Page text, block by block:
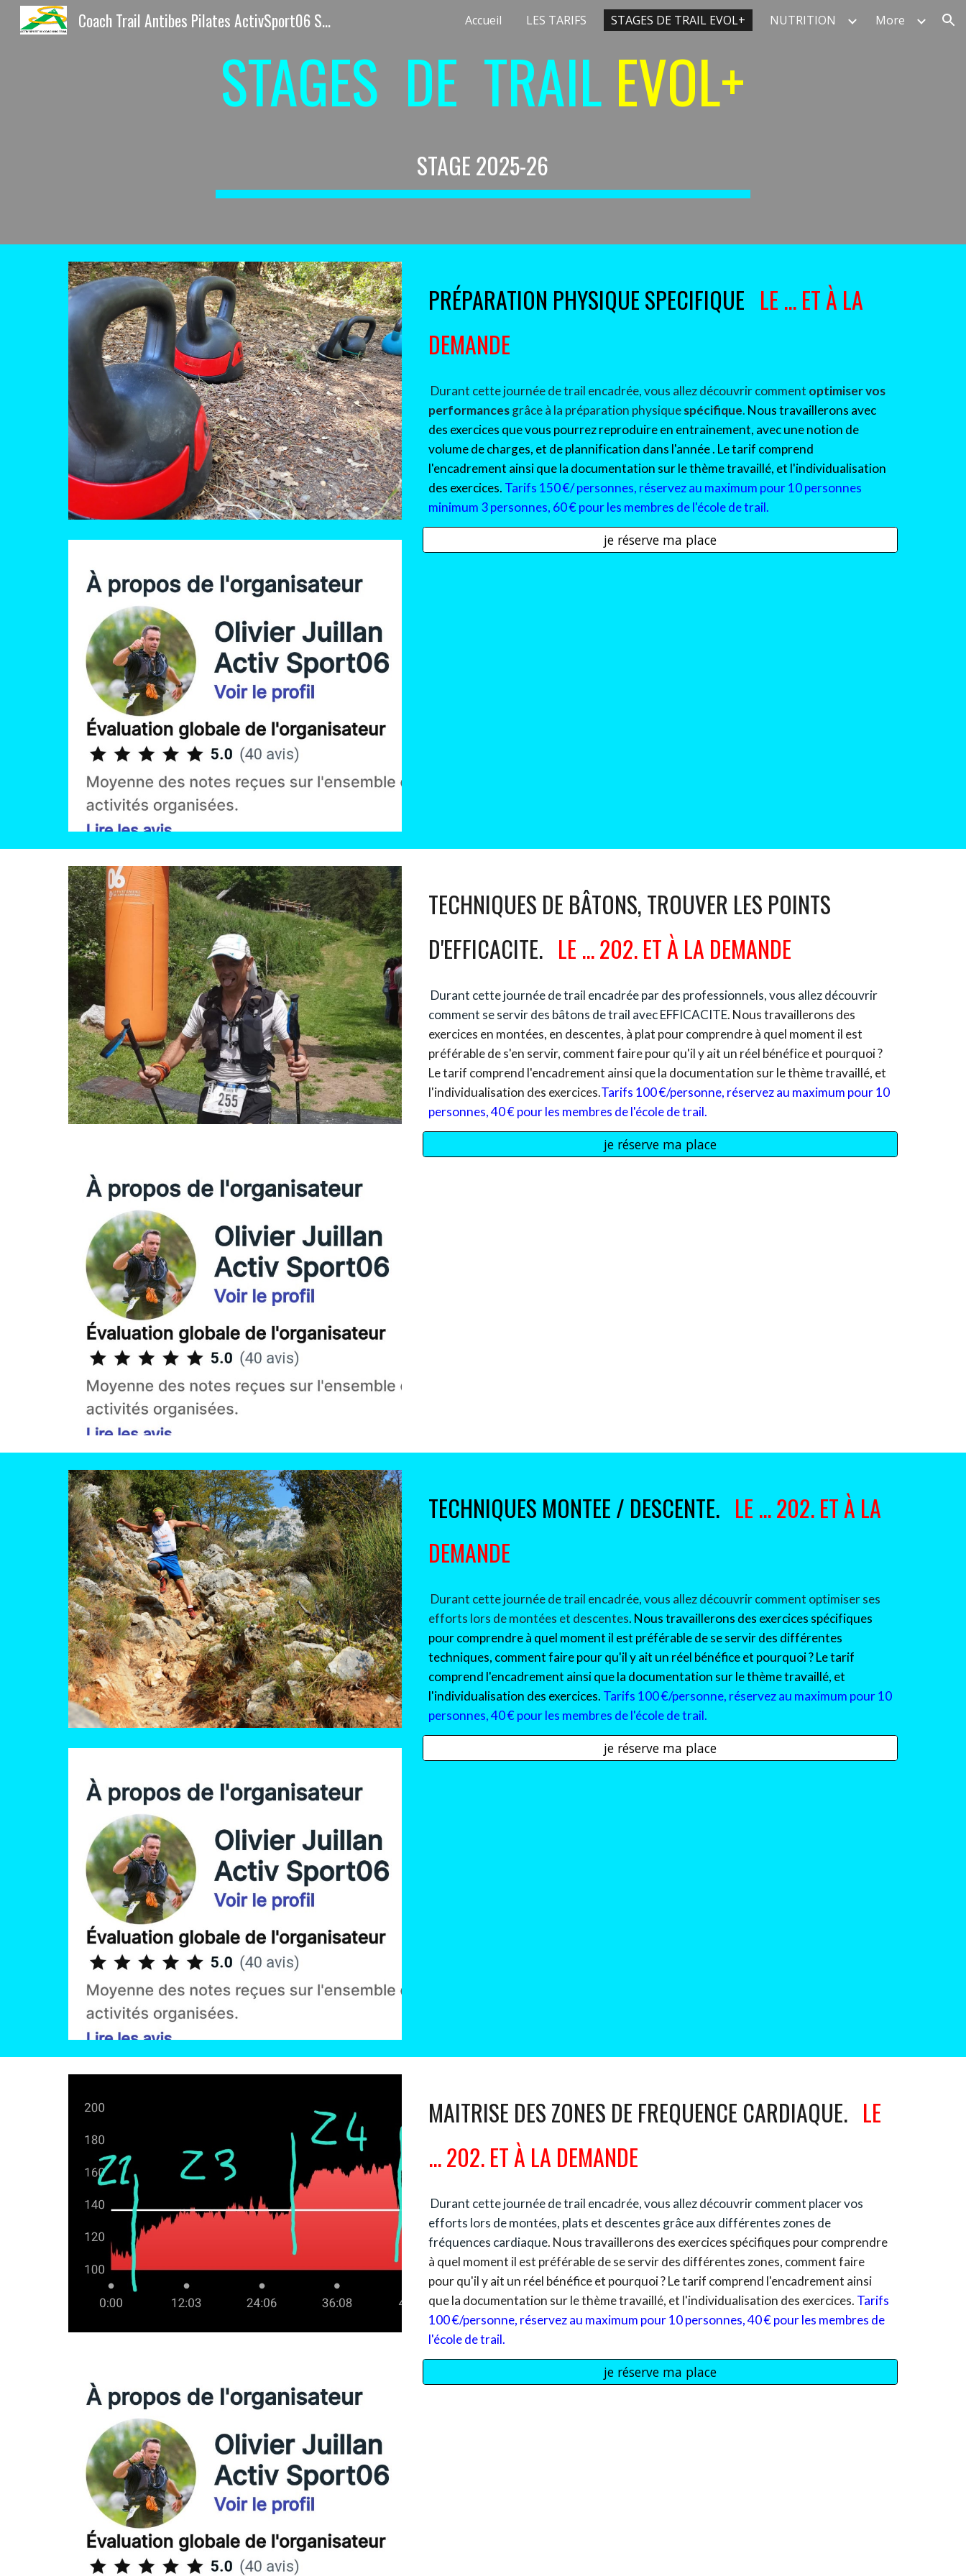
Skip to main content Skip to navigation
Coach Trail Antibes Pilates ActivSport06 STAGES TRAIL EVOL+ <!-- Google Tag Manager --> <script>(function(w,d,s,l,i){w[l]=w[l]||[];w[l].push({'gtm.start': new Date().getTime(),event:'gtm.js'});var f=d.getElementsByTagName(s)[0], j=d.createElement(s),dl=l!='dataLayer'?'&l='+l:'';j.async=true;j.src= 'https://www.googletagmanager.com/gtm.js?id='+i+dl;f.parentNode.insertBefore(j,f); })(window,document,'script','dataLayer','GTM-NZQ7FML3');</script> <!-- End Google Tag Manager -->G-TWLJFVTVDE Accueil LES TARIFS STAGES DE TRAIL EVOL+ NUTRITION More
STAGES DE TRAIL EVOL+
STAGE 2025-26
PRÉPARATION PHYSIQUE SPECIFIQUE LE ...ET À LA
DEMANDE
Durant cette journée de trail encadrée, vous allez découvrir comment optimiser vos
performancesgrâce à la préparation physiquespécifique. Nous travaillerons avec
des exercices que vous pourrez reproduire en entrainement, avec une notion de
volume de charges, et de plannification dans l'année. Le tarif comprend
l'encadrement ainsi que la documentation sur le thème travaillé, et l'individualisation
des exercices. Tarifs 150 €/ personnes, réservez au maximum pour10personnes
minimum 3 personnes, 60 € pour les membres de l'école de trail.
je réserve ma place
TECHNIQUES DE BÂTONS, TROUVER LES POINTS
D'EFFICACITE. LE ... 202. ET À LA DEMANDE
Durant cette journée de trail encadrée par des professionnels, vous allez découvrir
comment se servir des bâtons de trail avec EFFICACITE. Nous travaillerons des
exercices en montées, en descentes, à plat pour comprendre à quel moment il est
préférable de s'en servir, comment faire pour qu'il y ait un réel bénéfice et pourquoi ?
Le tarif comprend l'encadrement ainsi que la documentation sur le thème travaillé, et
l'individualisation des exercices.Tarifs 100 €/personne, réservez au maximum pour 10
personnes,40€ pour les membres de l'école de trail.
je réserve ma place
TECHNIQUES MONTEE / DESCENTE. LE ...202. ET À LA
DEMANDE
Durant cette journée de trail encadrée, vous allez découvrir comment optimiser ses
efforts lors de montées et descentes. Nous travaillerons des exercices spécifiques
pour comprendre à quel moment il est préférable de seservir des différentes
techniques, comment faire pour qu'il y ait un réel bénéfice et pourquoi ? Le tarif
comprend l'encadrement ainsi que la documentation sur le thème travaillé, et
l'individualisation des exercices. Tarifs 100 €/personne, réservez au maximum pour 10
personnes,40 € pour les membres de l'école de trail.
je réserve ma place
MAITRISE DES ZONES DE FREQUENCE CARDIAQUE. LE
...202.ET À LA DEMANDE
Durant cette journée de trail encadrée,vous allez découvrir comment placervos
efforts lors de montées, plats et descentes grâce aux différentes zones de
fréquences cardiaque. Nous travaillerons des exercices spécifiques pour comprendre
à quel moment il est préférable de se servir des différentes zones, comment faire
pour qu'il y ait un réel bénéfice et pourquoi ? Le tarif comprend l'encadrement ainsi
que la documentation sur le thème travaillé, et l'individualisation des exercices. Tarifs
100 €/personne, réservez au maximum pour 10 personnes,40 € pour les membres de
l'école de trail.
je réserve ma place